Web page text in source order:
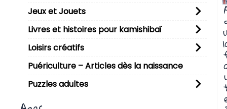
Jeux et Jouets
Livres et histoires pour kamishibaï
Loisirs créatifs
Puériculture – Articles dès la naissance
Puzzles adultes